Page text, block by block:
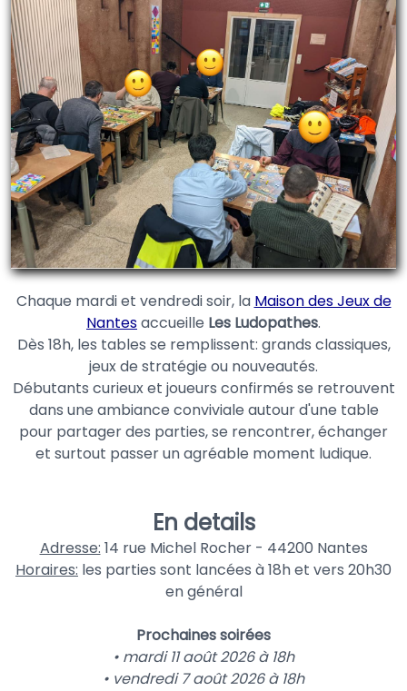
Chaque mardi et vendredi soir, la Maison des Jeux de
Nantesaccueille Les Ludopathes.
Dès 18h, les tables se remplissent: grands classiques,
jeux de stratégie ou nouveautés.
Débutants curieux et joueurs confirmés se retrouvent
dans une ambiance conviviale autour d'une table
pour partager des parties, se rencontrer, échanger
et surtout passer un agréable moment ludique.
En details
Adresse: 14 rue Michel Rocher - 44200 Nantes
Horaires: les parties sont lancées à 18h et vers 20h30
en général
Prochaines soirées
• mardi 11 août 2026 à 18h
• vendredi 7 août 2026 à 18h